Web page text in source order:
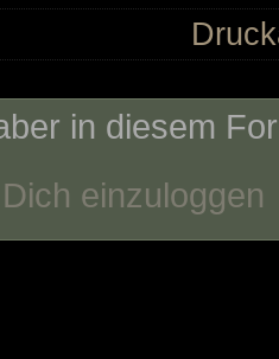
in diesem
einzuloggen